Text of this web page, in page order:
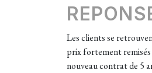
Les clients se
prix fortement
nouveau contrat de 5